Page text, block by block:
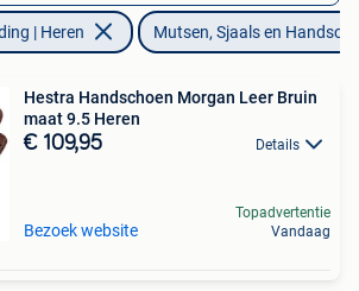
| Heren Mutsen, Sjaals en
Hestra Handschoen Morgan Leer Bruin
maat 9.5 Heren
€ 109,95 Details
Bezoek website
Topadvertentie
Vandaag